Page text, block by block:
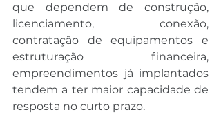
que dependem de construção,
licenciamento, conexão,
contratação de equipamentos e
estruturação financeira,
empreendimentos já implantados
tendem a ter maior capacidade de
resposta no curto prazo.